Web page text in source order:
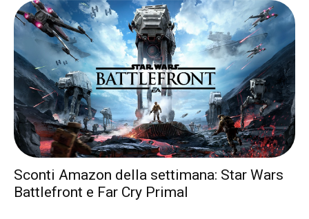
Sconti Amazon della settimana: Star Wars
Battlefront e Far Cry Primal